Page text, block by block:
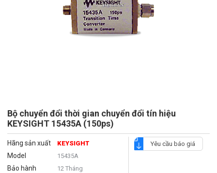
Bộ chuyển đổi thời gian chuyển đổi tín hiệu
KEYSIGHT 15435A (150ps)
Hãng sản xuất KEYSIGHT
Model 15435A
Bảo hành 12 Tháng
Yêu cầu báo giá